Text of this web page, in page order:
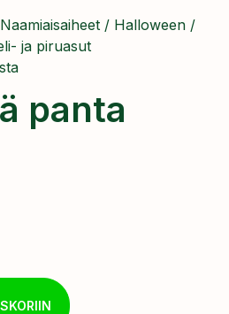
Naamiaisaiheet / Halloween /
ja piruasut
panta